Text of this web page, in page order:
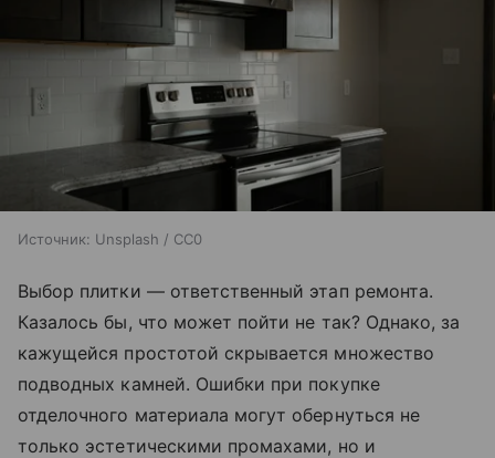
Источник: Unsplash / CC0
Выбор плитки — ответственный этап ремонта.
Казалось бы, что может пойти не так? Однако, за
кажущейся простотой скрывается множество
подводных камней. Ошибки при покупке
отделочного материала могут обернуться не
только эстетическими промахами, но и